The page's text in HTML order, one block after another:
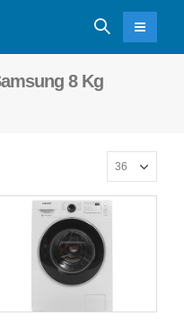
8 Kg